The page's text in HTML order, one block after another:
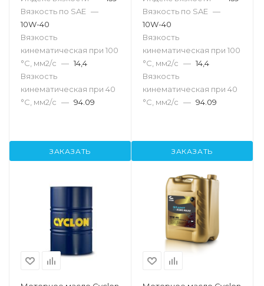
Вязкость по SAE —
10W-40
Вязкость
кинематическая при 100
°С, мм2/с — 14,4
Вязкость
кинематическая при 40
°С, мм2/с — 94.09
ЗАКАЗАТЬ
Вязкость по SAE —
10W-40
Вязкость
кинематическая при 100
°С, мм2/с — 14,4
Вязкость
кинематическая при 40
°С, мм2/с — 94.09
ЗАКАЗАТЬ